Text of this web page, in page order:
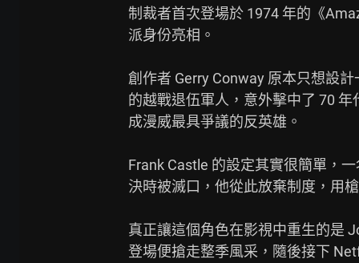
制裁者首次登場於 1974 年的《
派身份亮相。
創作者 Gerry Conway 原本只想設
的越戰退伍軍人，意外擊中了 70
成漫威最具爭議的反英雄。
Frank Castle 的設定其實很簡單，
決時被滅口，他從此放棄制度，用
真正讓這個角色在影視中重生的是
登場便搶走整季風采，隨後接下